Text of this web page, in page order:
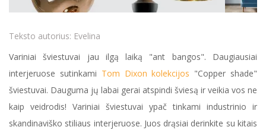
Teksto autorius: Evelina
Variniai šviestuvai jau ilgą laiką "ant bangos". Daugiausiai
interjeruose sutinkami Tom Dixon kolekcijos "Copper shade"
šviestuvai. Dauguma jų labai gerai atspindi šviesą ir veikia vos ne
kaip veidrodis! Variniai šviestuvai ypač tinkami industrinio ir
skandinaviško stiliaus interjeruose. Juos drąsiai derinkite su kitais